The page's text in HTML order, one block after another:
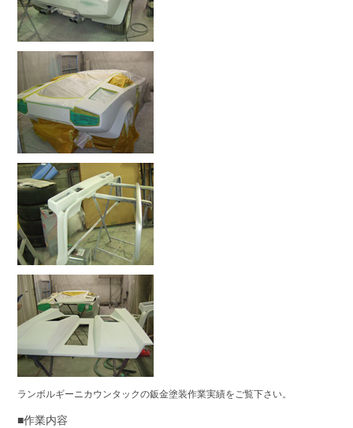
ランボルギーニカウンタックの鈑金塗装作業実績をご覧下さい。
■作業内容